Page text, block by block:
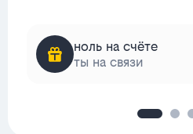
ноль на счёте
ты на связи